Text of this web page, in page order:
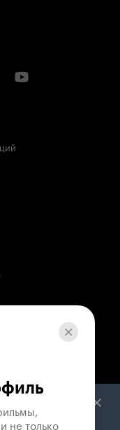
не только